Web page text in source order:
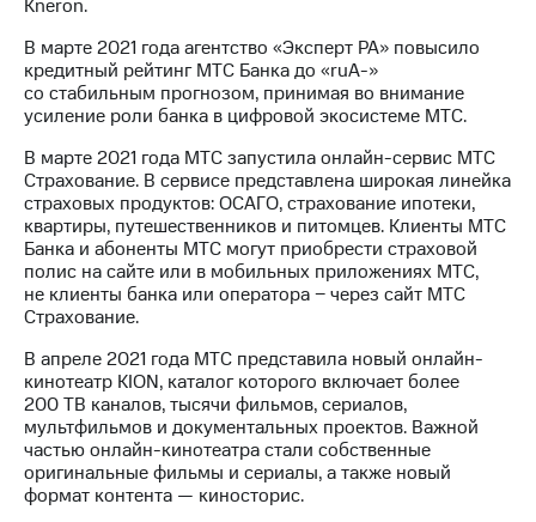
Kneron.
В марте 2021 года агентство «Эксперт РА» повысило
кредитный рейтинг МТС Банка до «ruA-»
со стабильным прогнозом, принимая во внимание
усиление роли банка в цифровой экосистеме МТС.
В марте 2021 года МТС запустила онлайн-сервис МТС
Страхование. В сервисе представлена широкая линейка
страховых продуктов: ОСАГО, страхование ипотеки,
квартиры, путешественников и питомцев. Клиенты МТС
Банка и абоненты МТС могут приобрести страховой
полис на сайте или в мобильных приложениях МТС,
не клиенты банка или оператора − через сайт МТС
Страхование.
В апреле 2021 года МТС представила новый онлайн-
кинотеатр KION, каталог которого включает более
200 ТВ каналов, тысячи фильмов, сериалов,
мультфильмов и документальных проектов. Важной
частью онлайн-кинотеатра стали собственные
оригинальные фильмы и сериалы, а также новый
формат контента — киносторис.